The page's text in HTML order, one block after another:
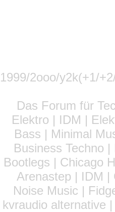
1999/2ooo/y2k(+1/
Das Forum für
Elektro | IDM |
Bass | Minimal
Business Techno
Bootlegs | Chicago
Arenastep | IDM |
Noise Music |
kvraudio alternative